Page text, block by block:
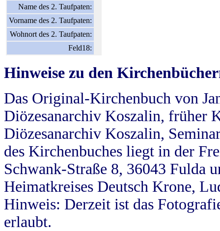
Name des 2. Taufpaten:
Vorname des 2. Taufpaten:
Wohnort des 2. Taufpaten:
Feld18:
Hinweise zu den
Das Original-Kirchenbuch von
Diözesanarchiv Koszalin, früher
Diözesanarchiv Koszalin,
des Kirchenbuches liegt in der
Schwank-Straße 8, 36043 Fulda
Heimatkreises Deutsch Krone,
Hinweis: Derzeit ist das
erlaubt.